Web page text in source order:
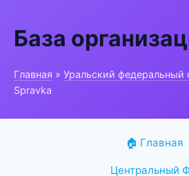
База
Главная » Уральский федеральный
Spravka
🏠 Главная
Центральный